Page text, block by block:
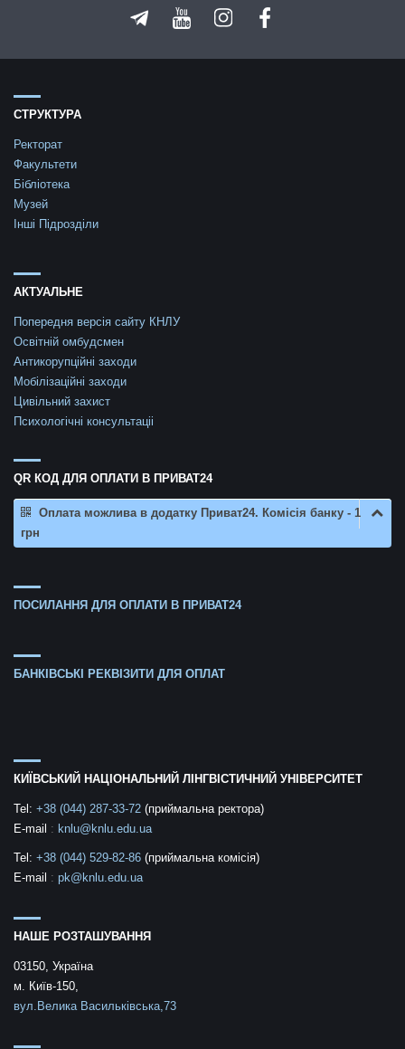
СТРУКТУРА
Ректорат
Факультети
Бібліотека
Музей
Інші Підрозділи
АКТУАЛЬНЕ
Попередня версія сайту КНЛУ
Освітній омбудсмен
Антикорупційні заходи
Мобілізаційні заходи
Цивільний захист
Психологічні консультаціі
QR КОД ДЛЯ ОПЛАТИ В ПРИВАТ24
Оплата можлива в додатку Приват24. Комісія банку - 1
грн
ПОСИЛАННЯ ДЛЯ ОПЛАТИ В ПРИВАТ24
БАНКІВСЬКІ РЕКВІЗИТИ ДЛЯ ОПЛАТ
КИЇВСЬКИЙ НАЦІОНАЛЬНИЙ ЛІНГВІСТИЧНИЙ УНІВЕРСИТЕТ
Tel: +38 (044) 287-33-72 (приймальна ректора)
E-mail : knlu@knlu.edu.ua
Tel: +38 (044) 529-82-86 (приймальна комісія)
E-mail : pk@knlu.edu.ua
НАШЕ РОЗТАШУВАННЯ
03150, Україна
м. Київ-150,
вул.Велика Васильківська,73